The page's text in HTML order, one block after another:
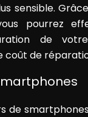
sensible.
pourrez
de
coût de
de